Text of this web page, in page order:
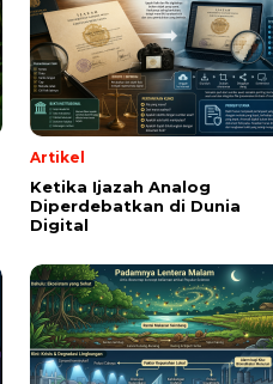
Artikel
Ketika Ijazah Analog
Diperdebatkan di Dunia
Digital